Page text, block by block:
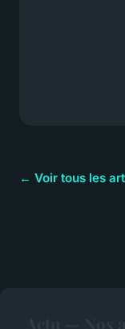
← Voir tous les